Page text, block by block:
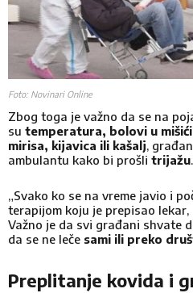
Foto: Novinari Online
Zbog toga je važno da se na
su temperatura, bolovi u
mirisa, kijavica ili kašalj,
ambulantu kako bi prošli trijažu.
„Svako ko se na vreme javio i
terapijom koju je prepisao lekar,
Važno je da svi građani shvate
da se ne leče sami ili preko
Preplitanje kovida i